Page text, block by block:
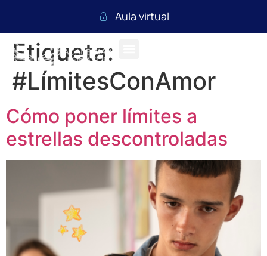
Aula virtual
Etiqueta:
#LímitesConAmor
Cómo poner límites a
estrellas descontroladas